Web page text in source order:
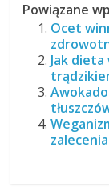
Powiązane
Ocet
Jak
zalecenia